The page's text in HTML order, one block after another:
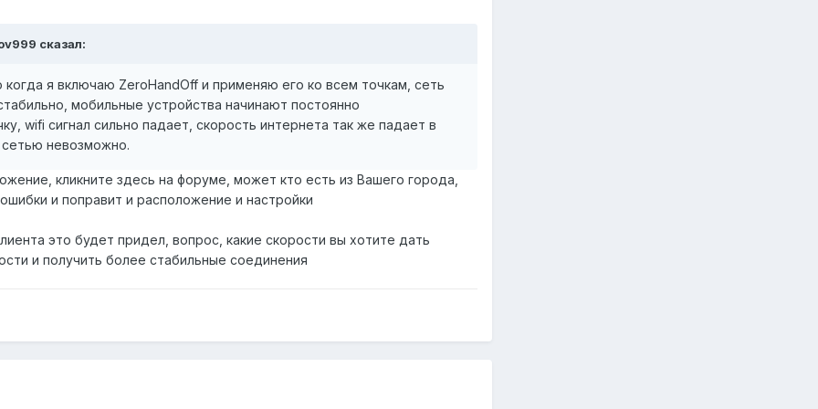
сказал:
когда я включаю ZeroHandOff и применяю его ко всем точкам, сеть
мобильные устройства начинают постоянно
wifi сигнал сильно падает, скорость интернета так же падает в
сетью невозможно.
кликните здесь на форуме, может кто есть из Вашего города,
и поправит и расположение и настройки
это будет придел, вопрос, какие скорости вы хотите дать
и получить более стабильные соединения